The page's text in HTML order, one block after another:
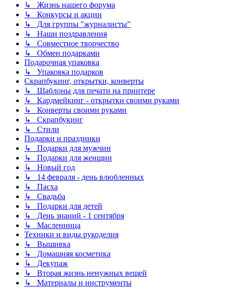
↳ Жизнь нашего форума
↳ Конкурсы и акции
↳ Для группы "журналисты"
↳ Наши поздравления
↳ Совместное творчество
↳ Обмен подарками
Подарочная упаковка
↳ Упаковка подарков
Скрапбукинг, открытки, конверты
↳ Шаблоны для печати на принтере
↳ Кардмейкинг - открытки своими руками
↳ Конверты своими руками
↳ Скрапбукинг
↳ Стили
Подарки и праздники
↳ Подарки для мужчин
↳ Подарки для женщин
↳ Новый год
↳ 14 февраля - день влюбленных
↳ Пасха
↳ Свадьба
↳ Подарки для детей
↳ День знаний - 1 сентября
↳ Масленница
Техники и виды рукоделия
↳ Вышивка
↳ Домашняя косметика
↳ Декупаж
↳ Вторая жизнь ненужных вещей
↳ Материалы и инструменты